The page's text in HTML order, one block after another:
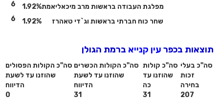
מפלגת העבודה בראשות מרב מיכאליאמת1.92%
שחר כוח חברתי בראשות וג`די טאהרז 1.92%
תוצאות בכפרעין קנייאברמת הגולן
סה"כ בעלי
זכות
בחירה
סה"כ קולות
שהוזנו עד
כה
סה"כ הקולות הכשרים
שהוזנו עד לשעת
הדיווח
סה"כ הקולות הפסולים
שהוזנו עד לשעת
הדיווח
207
31
31